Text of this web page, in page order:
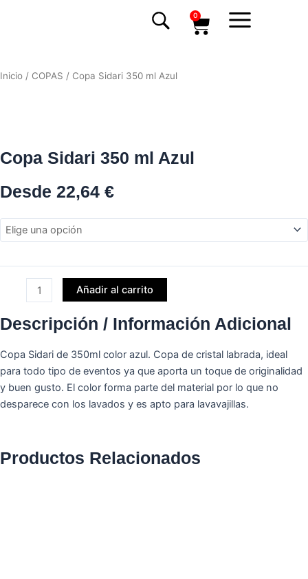
0
Carrito
Inicio / COPAS / Copa Sidari 350 ml Azul
Copa Sidari 350 ml Azul
Desde 22,64 €
Copa
Sidari
cantidad
Añadir al carrito
Descripción / Información Adicional
Copa Sidari de 350ml color azul. Copa de cristal labrada, ideal
para todo tipo de eventos ya que aporta un toque de originalidad
y buen gusto. El color forma parte del material por lo que no
desparece con los lavados y es apto para lavavajillas.
Productos Relacionados